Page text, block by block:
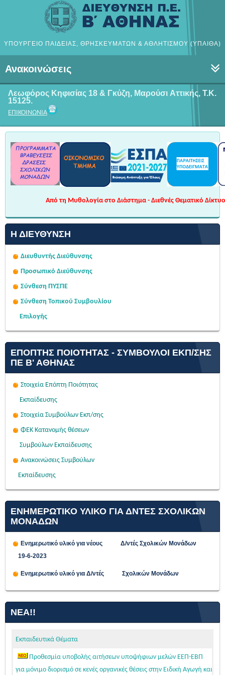
ΥΠΟΥΡΓΕΙΟ ΠΑΙΔΕΙΑΣ, ΘΡΗΣΚΕΥΜΑΤΩΝ & ΑΘΛΗΤΙΣΜΟΥ (ΥΠΑΙΘΑ)
Ανακοινώσεις
Λεωφόρος Κηφισίας 18 & Γκύζη, Μαρούσι Αττικής, Τ.Κ.
15125.
ΕΠΙΚΟΙΝΩΝΙΑ
Από τη Μυθολογία στο Διάστημα - Διεθνές Θεματικό
Η ΔΙΕΎΘΥΝΣΗ
Διευθυντής Διεύθυνσης
Προσωπικό Διεύθυνσης
Σύνθεση ΠΥΣΠΕ
Σύνθεση Τοπικού Συμβουλίου
Επιλογής
ΕΠΌΠΤΗΣ ΠΟΙΌΤΗΤΑΣ - ΣΎΜΒΟΥΛΟΙ ΕΚΠ/ΣΗΣ
ΠΕ Β' ΑΘΉΝΑΣ
Στοιχεία Επόπτη Ποιότητας
Εκπαίδευσης
Στοιχεία Συμβούλων Εκπ/σης
ΦΕΚ Κατανομής θέσεων
Συμβούλων Εκπαίδευσης
Ανακοινώσεις Συμβούλων
Εκπαίδευσης
ΕΝΗΜΕΡΩΤΙΚΟ ΥΛΙΚΟ ΓΙΑ ΔΝΤΕΣ ΣΧΟΛΙΚΩΝ
ΜΟΝΑΔΩΝ
Ενημερωτικό υλικό για νέους Δ/ντές Σχολικών Μονάδων
19-6-2023
Ενημερωτικό υλικό για Δ/ντές Σχολικών Μονάδων
ΝΈΑ!!
Εκπαιδευτικά Θέματα
Προθεσμία υποβολής αιτήσεων υποψήφιων μελών ΕΕΠ-ΕΒΠ
για μόνιμο διορισμό σε κενές οργανικές θέσεις στην Ειδική Αγωγή και